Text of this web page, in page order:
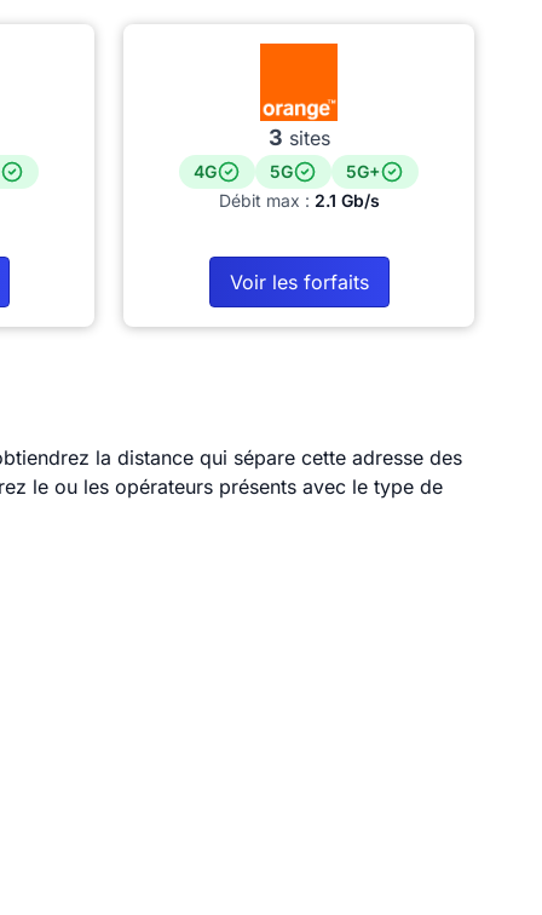
3 sites
4G 5G
5G+
Débit max : 2.1 Gb/s
Voir les forfaits
la distance qui sépare cette adresse des
le ou les opérateurs présents avec le type de